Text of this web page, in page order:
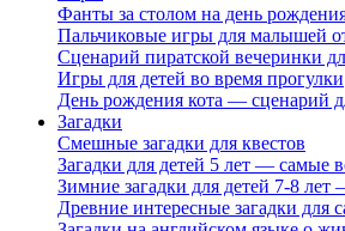
Фанты за столом на день
Пальчиковые игры для малышей
Сценарий пиратской вечеринки
Игры для детей во время прогулки
День рождения кота — сценарий
Загадки
Смешные загадки для квестов
Загадки для детей 5 лет — самые
Зимние загадки для детей 7-8 лет
Древние интересные загадки для